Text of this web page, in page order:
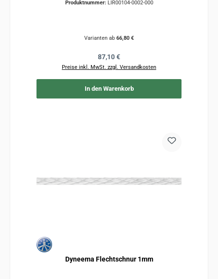
Produktnummer: LIR00104-0002-000
Varianten ab 66,80 €
Regulärer Preis:
87,10 €
Preise inkl. MwSt. zzgl. Versandkosten
In den Warenkorb
Dyneema Flechtschnur 1mm